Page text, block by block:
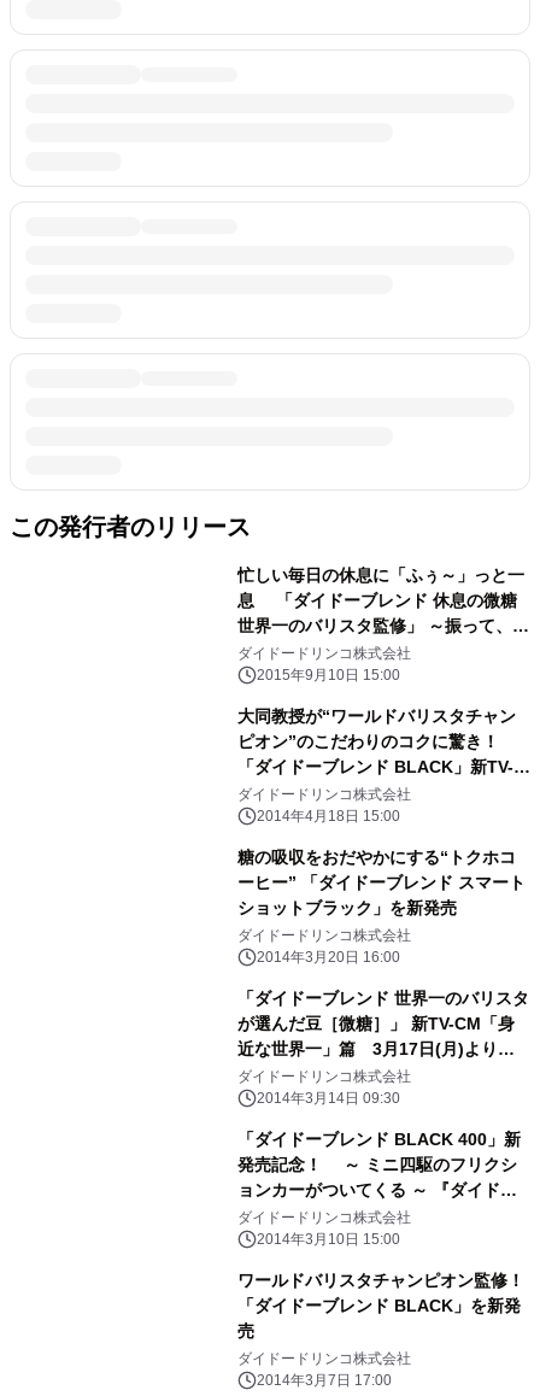
この発行者のリリース
忙しい毎日の休息に「ふぅ～」っと一
息 「ダイドーブレンド 休息の微糖
世界一のバリスタ監修」 ～振って、ま
ろやかな泡立ち～
ダイドードリンコ株式会社
2015年9月10日 15:00
大同教授が“ワールドバリスタチャン
ピオン”のこだわりのコクに驚き！
「ダイドーブレンド BLACK」新TV-
CM「コクの謎」篇 4月21日(月)より
全国で放映開始
ダイドードリンコ株式会社
2014年4月18日 15:00
糖の吸収をおだやかにする“トクホコ
ーヒー” 「ダイドーブレンド スマート
ショットブラック」を新発売
ダイドードリンコ株式会社
2014年3月20日 16:00
「ダイドーブレンド 世界一のバリスタ
が選んだ豆［微糖］」 新TV-CM「身
近な世界一」篇 3月17日(月)より全
国で放映開始
ダイドードリンコ株式会社
2014年3月14日 09:30
「ダイドーブレンド BLACK 400」新
発売記念！ ～ ミニ四駆のフリクシ
ョンカーがついてくる ～ 『ダイドー
ブレンド×ダッシュ！四駆郎』コラボ
キャンペーン 4月22日(火)よりスタ
ダイドードリンコ株式会社
2014年3月10日 15:00
ワールドバリスタチャンピオン監修！
「ダイドーブレンド BLACK」を新発
売
ダイドードリンコ株式会社
2014年3月7日 17:00